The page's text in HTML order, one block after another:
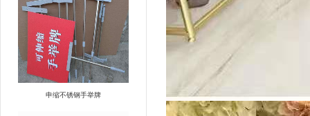
申缩不锈钢手举牌